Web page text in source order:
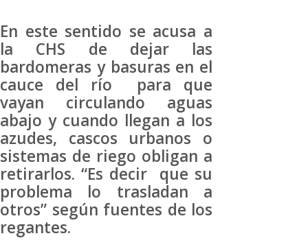
En este sentido se acusa a
la CHS de dejar las
bardomeras y basuras en el
cauce del río para que
vayan circulando aguas
abajo y cuando llegan a los
azudes, cascos urbanos o
sistemas de riego obligan a
retirarlos. “Es decir que su
problema lo trasladan a
otros” según fuentes de los
regantes.